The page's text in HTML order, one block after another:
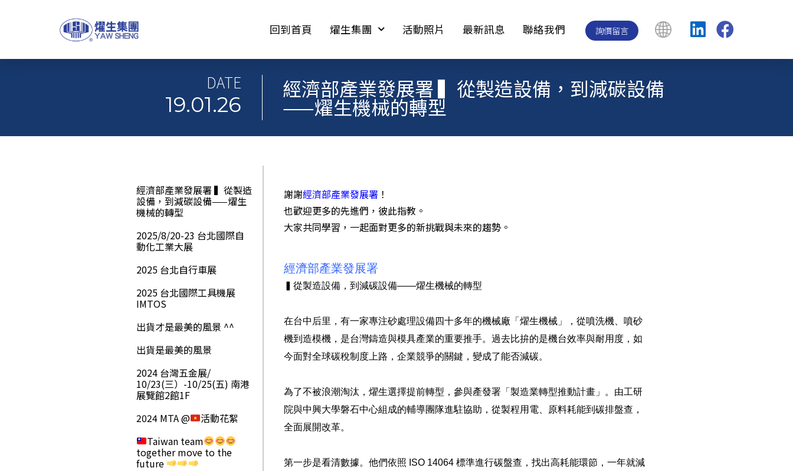
回到首頁 燿生集團 活動照片 最新訊息 聯絡我們 詢價留言
DATE
19.01.26
經濟部產業發展署 ▍從製造設備，到減碳設備
——燿生機械的轉型
經濟部產業發展署 ▍從製造
設備，到減碳設備——燿生
機械的轉型
2025/8/20-23 台北國際自
動化工業大展
2025 台北自行車展
2025 台北國際工具機展
IMTOS
出貨才是最美的風景 ^^
出貨是最美的風景
2024 台灣五金展/
10/23(三）-10/25(五) 南港
展覽館2館1F
2024 MTA @
活動花絮
Taiwan team
together move to the
future
謝謝經濟部產業發展署 ！
也歡迎更多的先進們，彼此指教。
大家共同學習，一起面對更多的新挑戰與未來的趨勢。
經濟部產業發展署
▍從製造設備，到減碳設備——燿生機械的轉型
在台中后里，有一家專注砂處理設備四十多年的機械廠「燿生機械」，從噴洗機、噴砂
機到造模機，是台灣鑄造與模具產業的重要推手。過去比拚的是機台效率與耐用度，如
今面對全球碳稅制度上路，企業競爭的關鍵，變成了能否減碳。
為了不被浪潮淘汰，燿生選擇提前轉型，參與產發署「製造業轉型推動計畫」。由工研
院與中興大學磐石中心組成的輔導團隊進駐協助，從製程用電、原料耗能到碳排盤查，
全面展開改革。
第一步是看清數據。他們依照 ISO 14064 標準進行碳盤查，找出高耗能環節，一年就減